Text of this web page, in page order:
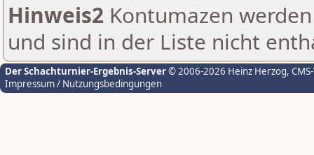
Hinweis2 Kontumazen
und sind in der Liste nicht
Der Schachturnier-Ergebnis-Server© 2006-2026 Heinz Herzog,
Impressum / Nutzungsbedingungen